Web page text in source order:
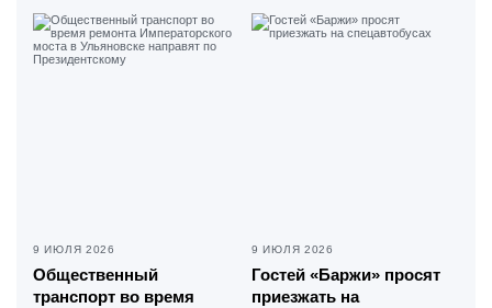
9 ИЮЛЯ 2026
Общественный
транспорт во время
9 ИЮЛЯ 2026
Гостей «Баржи» просят
приезжать на